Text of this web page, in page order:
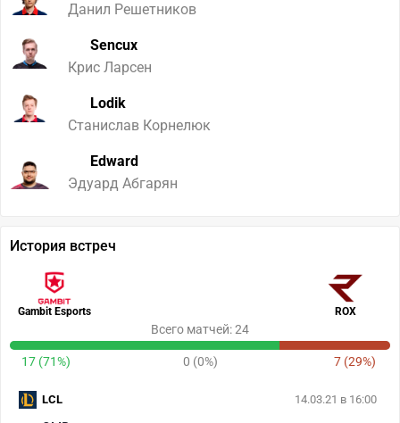
Данил Решетников
Sencux
Крис Ларсен
Lodik
Станислав Корнелюк
Edward
Эдуард Абгарян
История встреч
Gambit Esports ROX
Всего матчей: 24
17 (71%) 0 (0%) 7 (29%)
14.03.21 в 16:00
LCL